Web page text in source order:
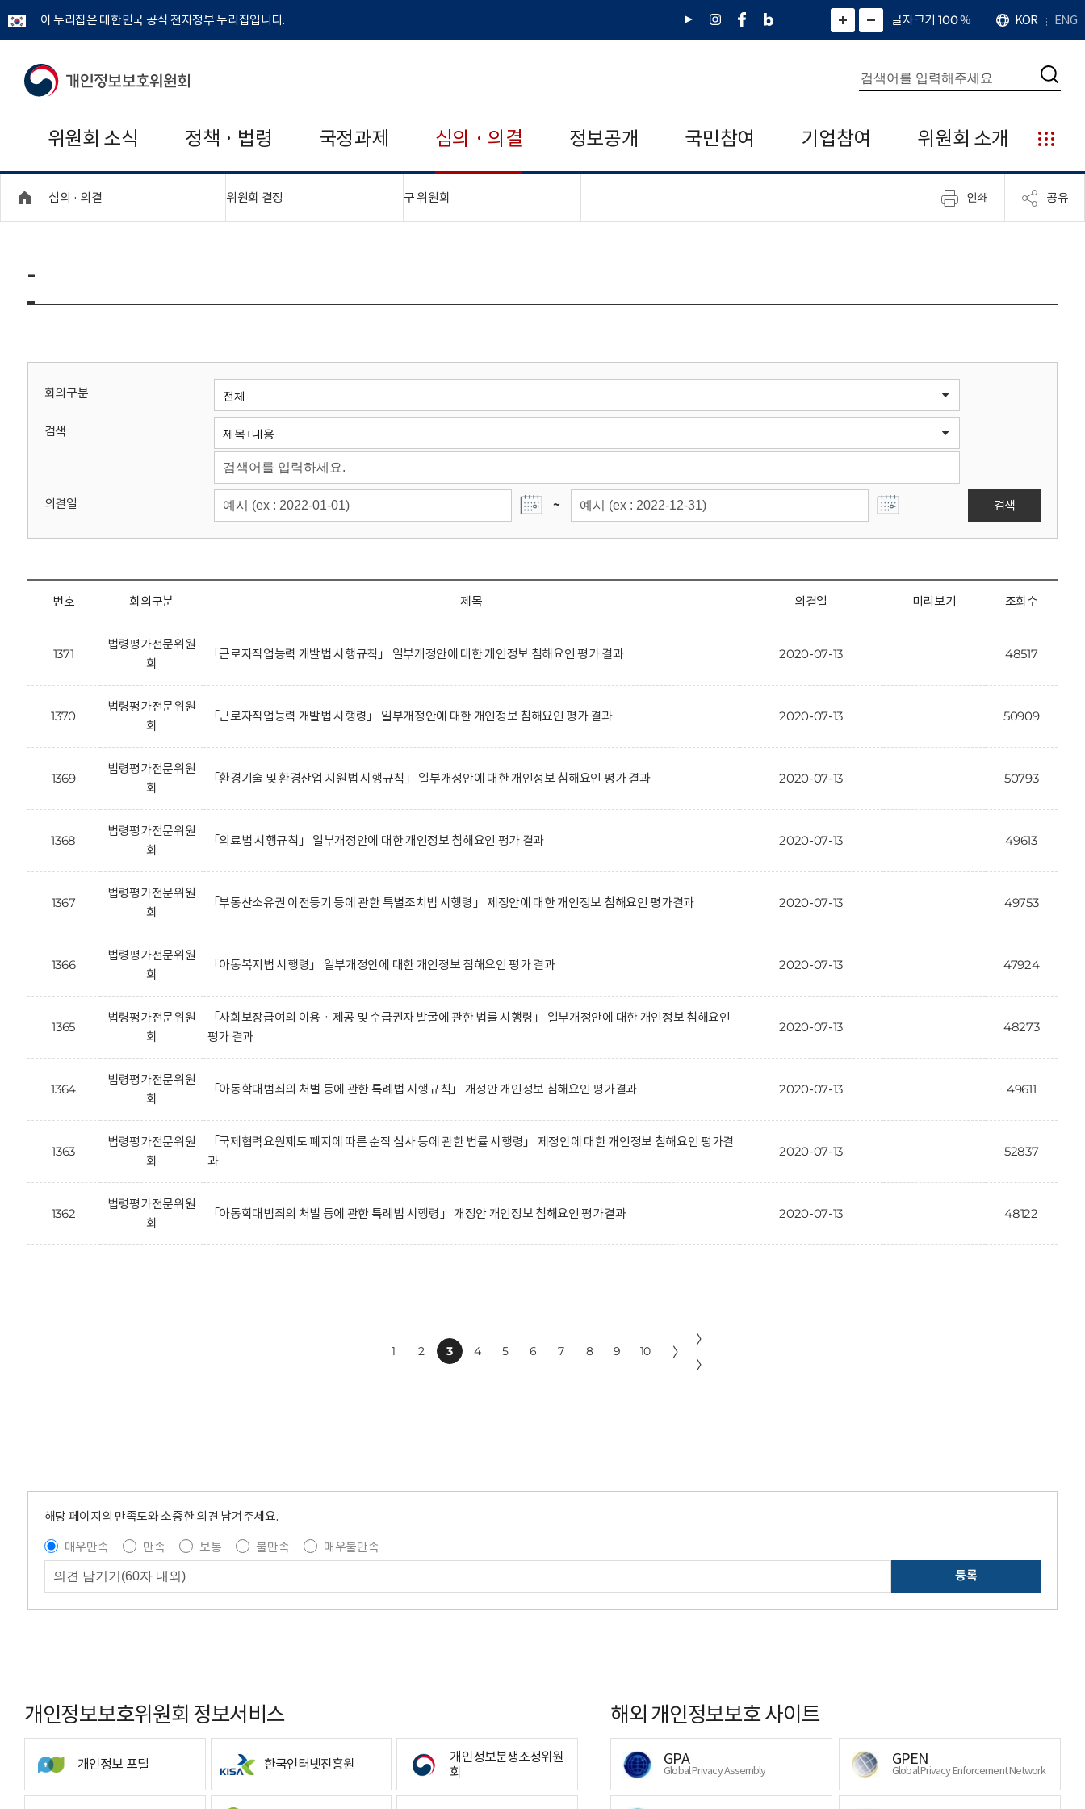
이 누리집은 대한민국 공식 전자정부 누리집입니다.
유
인
페
네
그
)
화
면
면
소
확
대
치
글자크기 100%
언
어
KOR ENG
개
보
보
위
회
통
합
검
색
검
위원회 소식 정책 · 법령 국정과제 심의 · 의결 정보공개 국민참여 기업참여 위원회 소개
누
리
집
안
심의 · 의결 위원회 결정 구 위원회 인쇄 공유
-
회의구분
검색
의결일 ~ 검색
번호 회의구분 제목 의결일 미리보기 조회수
1371
법령평가전문위원
회
「근로자직업능력 개발법 시행규칙」 일부개정안에 대한 개인정보 침해요인 평가 결과 2020-07-13 48517
1370
법령평가전문위원
회
「근로자직업능력 개발법 시행령」 일부개정안에 대한 개인정보 침해요인 평가 결과 2020-07-13 50909
1369
법령평가전문위원
회
「환경기술 및 환경산업 지원법 시행규칙」 일부개정안에 대한 개인정보 침해요인 평가 결과 2020-07-13 50793
1368
법령평가전문위원
회
「의료법 시행규칙」 일부개정안에 대한 개인정보 침해요인 평가 결과 2020-07-13 49613
1367
법령평가전문위원
회
「부동산소유권 이전등기 등에 관한 특별조치법 시행령」 제정안에 대한 개인정보 침해요인 평가결과 2020-07-13 49753
1366
법령평가전문위원
회
「아동복지법 시행령」 일부개정안에 대한 개인정보 침해요인 평가 결과 2020-07-13 47924
1365
법령평가전문위원
회
「사회보장급여의 이용ㆍ제공 및 수급권자 발굴에 관한 법률 시행령」 일부개정안에 대한 개인정보 침해요인
평가 결과
2020-07-13 48273
1364
법령평가전문위원
회
「아동학대범죄의 처벌 등에 관한 특례법 시행규칙」 개정안 개인정보 침해요인 평가결과 2020-07-13 49611
1363
법령평가전문위원
회
「국제협력요원제도 폐지에 따른 순직 심사 등에 관한 법률 시행령」 제정안에 대한 개인정보 침해요인 평가결
과
2020-07-13 52837
1362
법령평가전문위원
회
「아동학대범죄의 처벌 등에 관한 특례법 시행령」 개정안 개인정보 침해요인 평가결과 2020-07-13 48122
1 2 3 4 5 6 7 8 9 10 〉
〉
〉
해당 페이지의 만족도와 소중한 의견 남겨주세요.
매우만족
만족 보통 불만족
매우불만족
등록
개인정보보호위원회 정보서비스
개인정보 포털 한국인터넷진흥원
개인정보분쟁조정위원
회
해외 개인정보보호 사이트
GPA
Global Privacy Assembly
GPEN
Global Privacy Enforcement Network